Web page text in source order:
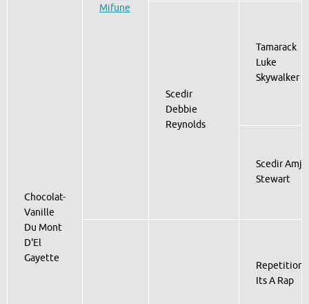
Chocolat-
Vanille
Du Mont
D'El
Gayette
Mifune
Scedir
Debbie
Reynolds
Tamarack
Luke
Skywalker
Scedir Amj
Stewart
Repetition
Its A Rap